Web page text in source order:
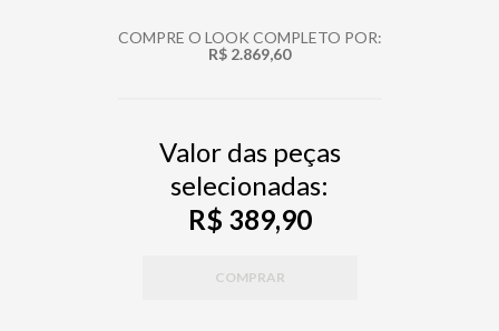
COMPRE O LOOK COMPLETO POR:
R$ 2.869,60
Valor das peças
selecionadas:
R$ 389,90
COMPRAR